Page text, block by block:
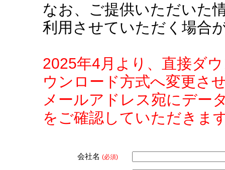
なお、ご提供いただいた
利用させていただく場合
2025年4月より、直接ダ
ウンロード方式へ変更さ
メールアドレス宛にデー
をご確認していただきま
会社名 (必須)